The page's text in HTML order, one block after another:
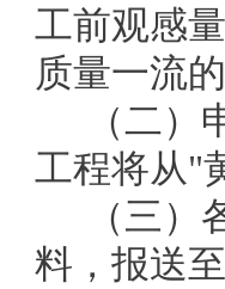
工前观感
质量一流
（二）
工程将从"
（三 ）
料，报送